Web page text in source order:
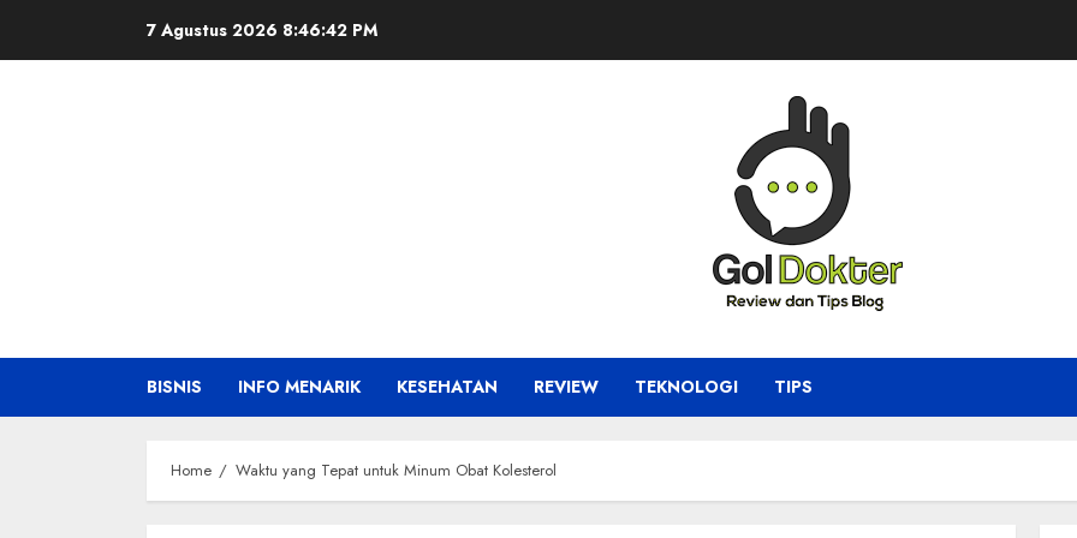
7 Agustus 2026 8:46:43 PM
BISNIS INFO MENARIK KESEHATAN REVIEW TEKNOLOGI TIPS
Home Waktu yang Tepat untuk Minum Obat Kolesterol